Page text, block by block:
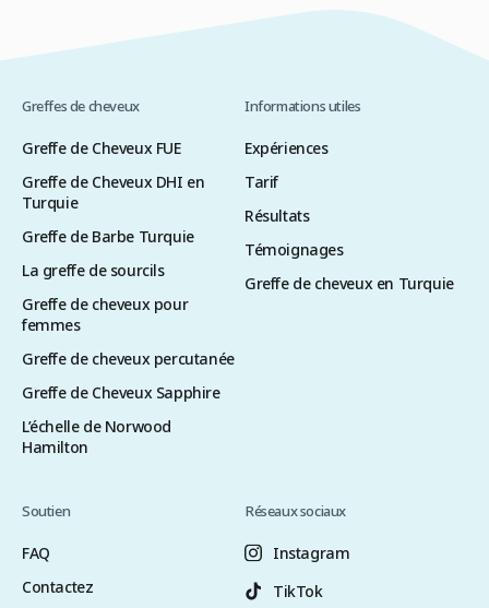
Greffes de cheveux
Greffe de Cheveux FUE
Greffe de Cheveux DHI en
Turquie
Greffe de Barbe Turquie
La greffe de sourcils
Greffe de cheveux pour
femmes
Greffe de cheveux percutanée
Greffe de Cheveux Sapphire
L’échelle de Norwood
Hamilton
Informations utiles
Expériences
Tarif
Résultats
Témoignages
Greffe de cheveux en Turquie
Soutien
FAQ
Contactez
Réseaux sociaux
Instagram
TikTok